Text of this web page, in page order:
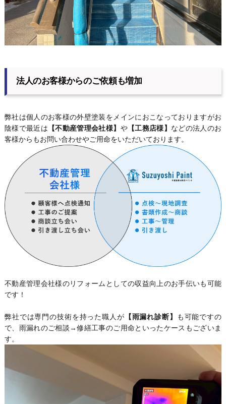
法人のお客様からのご依頼も増加
弊社は個人のお客様の外壁塗装をメインにおこなっておりますがお
陰様で最近は 【不動産管理会社様】 や【工務店様】 などの法人のお
客様からもお問い合わせやご用命をいただいております。
不動産管理会社様のリフォームとしての収益向上のお手伝いも可能
です！
弊社では専門の技術を持った職人が 【雨漏れ診断】
も可能ですの
で、雨漏れのご相談→修繕工事のご用命といったケースもございま
す。